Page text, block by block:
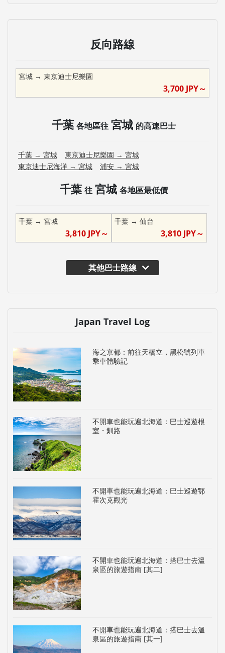
反向路線
宮城 → 東京迪士尼樂園
3,700 JPY～
千葉 各地區往 宮城 的高速巴士
千葉 → 宮城 東京迪士尼樂園 → 宮城
東京迪士尼海洋 → 宮城 浦安 → 宮城
千葉 往 宮城 各地區最低價
千葉 → 宮城
3,810JPY～
千葉→ 仙台
3,810 JPY～
其他巴士路線
Japan Travel Log
海之京都：前往天橋立，黑松號列車
乘車體驗記
不開車也能玩遍北海道：巴士巡遊根
室・釧路
不開車也能玩遍北海道：巴士巡遊鄂
霍次克觀光
不開車也能玩遍北海道：搭巴士去溫
泉區的旅遊指南 [其二]
不開車也能玩遍北海道：搭巴士去溫
泉區的旅遊指南 [其一]